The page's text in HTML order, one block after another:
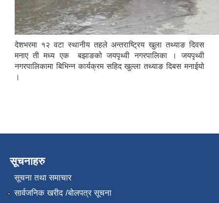
देशभरमा १२ वटा स्थानीय तहले अन्तराष्ट्रिय खुला तथ्याङ दिवस
मनाए ती मध्य एक बझाङको जयपृथ्वी नगरपालिका । जयपृथ्वी
नगरपालिकामा बिभिन्न कार्यक्रम सहिद खुल्ला तथ्याङ दिबस मनाईयो
।
सूचनाहरु
सूचना तथा समाचार
सार्वजनिक खरीद /बोलपत्र सूचना